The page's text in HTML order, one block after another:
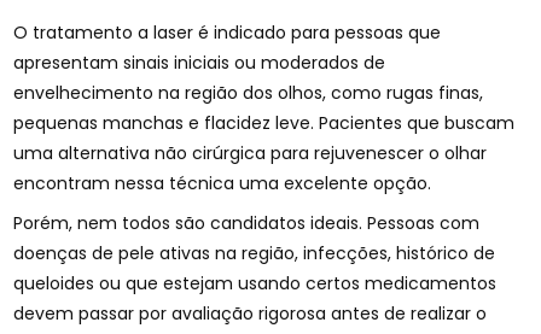
O tratamento a laser é indicado para pessoas que
apresentam sinais iniciais ou moderados de
envelhecimento na região dos olhos, como rugas finas,
pequenas manchas e flacidez leve. Pacientes que buscam
uma alternativa não cirúrgica para rejuvenescer o olhar
encontram nessa técnica uma excelente opção.
Porém, nem todos são candidatos ideais. Pessoas com
doenças de pele ativas na região, infecções, histórico de
queloides ou que estejam usando certos medicamentos
devem passar por avaliação rigorosa antes de realizar o